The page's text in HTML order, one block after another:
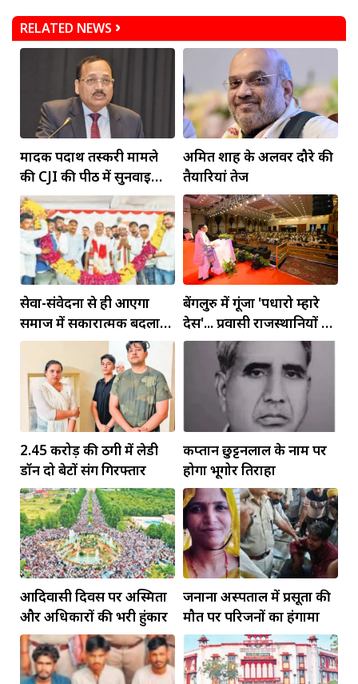
RELATED NEWS
मादक पदार्थ तस्करी मामले
की CJI की पीठ में सुनवाई
आज
अमित शाह के अलवर दौरे की
तैयारियां तेज
सेवा-संवेदना से ही आएगा
समाज में सकारात्मक बदलाव:
बिरला
बेंगलुरु में गूंजा 'पधारो म्हारे
देस'... प्रवासी राजस्थानियों को
सीएम ने दिया न्योता
2.45 करोड़ की ठगी में लेडी
डॉन दो बेटों संग गिरफ्तार
कप्तान छुट्टनलाल के नाम पर
होगा भूगोर तिराहा
आदिवासी दिवस पर अस्मिता
और अधिकारों की भरी हुंकार
जनाना अस्पताल में प्रसूता की
मौत पर परिजनों का हंगामा